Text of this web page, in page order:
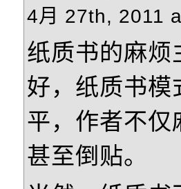
4月 27th, 2011
纸质书的麻烦
好，纸质书模
平，作者不仅
甚至倒贴。